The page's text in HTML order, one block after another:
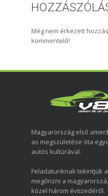
Még nem érkezett
kommentelő!
Magyarország első
as megszületése óta
autós kultúrával.
Feladatunknak tekintjük
megőrizni a
közel három évtizedéről.